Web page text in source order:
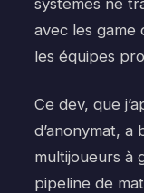
systèmes ne
avec les game
les équipes
Ce dev, que
d’anonymat, a
multijoueurs à
pipeline de